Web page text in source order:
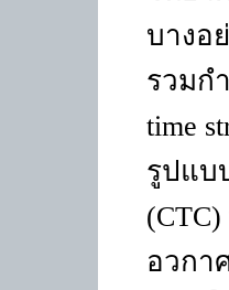
บางอ
รวมก
time
รูปแบ
(CTC)
อวกา